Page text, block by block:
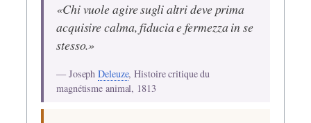
«Chi vuole agire sugli altri deve prima
acquisire calma, fiducia e fermezza in se
stesso.»
— JosephDeleuze, Histoire critique du
magnétisme animal, 1813